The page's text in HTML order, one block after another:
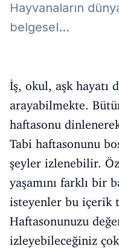
Hayvanaların
belgesel...
İş, okul, aşk hayatı
arayabilmekte.
haftasonu
Tabi haftasonunu
şeyler izlenebilir.
yaşamını farklı bir
isteyenler bu içerik
Haftasonunuzu
izleyebileceğiniz